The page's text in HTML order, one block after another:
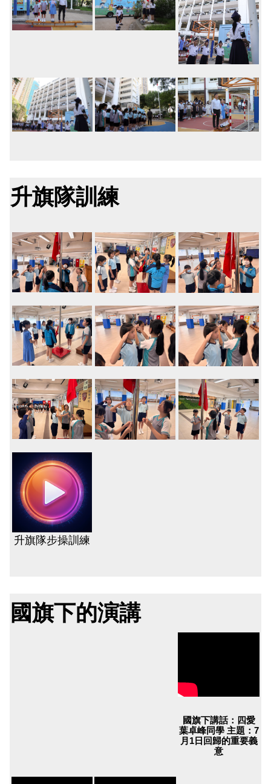
升旗隊訓練
升旗隊步操訓練
國旗下的演講
國旗下講話：四愛
葉卓峰同學 主題：7
月1日回歸的重要義
意